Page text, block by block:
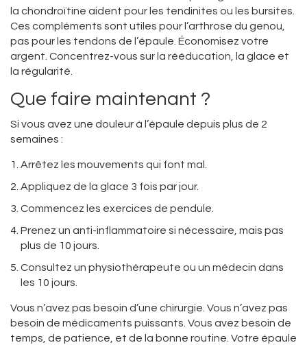
la chondroïtine aident pour les tendinites ou les bursites.
Ces compléments sont utiles pour l’arthrose du genou,
pas pour les tendons de l’épaule. Économisez votre
argent. Concentrez-vous sur la rééducation, la glace et
la régularité.
Que faire maintenant ?
Si vous avez une douleur à l’épaule depuis plus de 2
semaines :
Arrêtez les mouvements qui font mal.
Appliquez de la glace 3 fois par jour.
Commencez les exercices de pendule.
Prenez un anti-inflammatoire si nécessaire, mais pas
plus de 10 jours.
Consultez un physiothérapeute ou un médecin dans
les 10 jours.
Vous n’avez pas besoin d’une chirurgie. Vous n’avez pas
besoin de médicaments puissants. Vous avez besoin de
temps, de patience, et de la bonne routine. Votre épaule